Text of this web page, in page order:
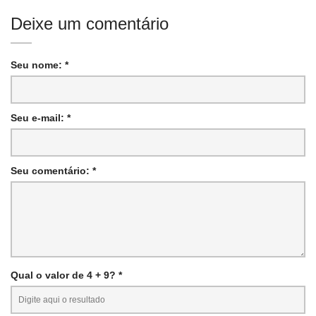
Deixe um comentário
Seu nome: *
Seu e-mail: *
Seu comentário: *
Qual o valor de 4 + 9? *